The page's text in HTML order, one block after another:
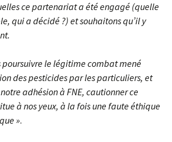
ce partenariat a été engagé (quelle
qui a décidé ?) et souhaitons qu’il y
poursuivre le légitime combat mené
des pesticides par les particuliers, et
adhésion à FNE, cautionner ce
à nos yeux, à la fois une faute éthique
».